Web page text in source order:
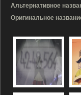
Альтернативное
Оригинальное